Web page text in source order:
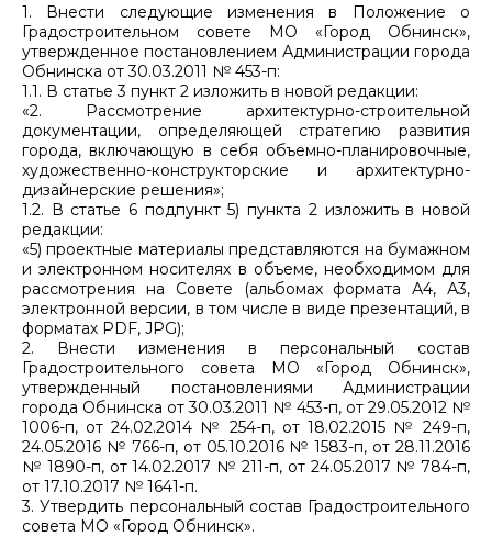
1. Внести следующие изменения в Положение о
Градостроительном совете МО «Город Обнинск»,
утвержденное постановлением Администрации города
Обнинска от 30.03.2011 № 453-п:
1.1. В статье 3 пункт 2 изложить в новой редакции:
«2. Рассмотрение архитектурно-строительной
документации, определяющей стратегию развития
города, включающую в себя объемно-планировочные,
художественно-конструкторские и архитектурно-
дизайнерские решения»;
1.2. В статье 6 подпункт 5) пункта 2 изложить в новой
редакции:
«5) проектные материалы представляются на бумажном
и электронном носителях в объеме, необходимом для
рассмотрения на Совете (альбомах формата А4, А3,
электронной версии, в том числе в виде презентаций, в
форматах PDF, JPG);
2. Внести изменения в персональный состав
Градостроительного совета МО «Город Обнинск»,
утвержденный постановлениями Администрации
города Обнинска от 30.03.2011 № 453-п, от 29.05.2012 №
1006-п, от 24.02.2014 № 254-п, от 18.02.2015 № 249-п,
24.05.2016 № 766-п, от 05.10.2016 № 1583-п, от 28.11.2016
№ 1890-п, от 14.02.2017 № 211-п, от 24.05.2017 № 784-п,
от 17.10.2017 № 1641-п.
3. Утвердить персональный состав Градостроительного
совета МО «Город Обнинск».